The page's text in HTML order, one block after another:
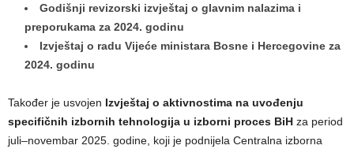
Godišnji revizorski izvještaj o glavnim nalazima i
preporukama za 2024. godinu
Izvještaj o radu Vijeće ministara Bosne i Hercegovine za
2024. godinu
Također je usvojen Izvještaj o aktivnostima na uvođenju
specifičnih izbornih tehnologija u izborni proces BiH za period
juli–novembar 2025. godine, koji je podnijela Centralna izborna